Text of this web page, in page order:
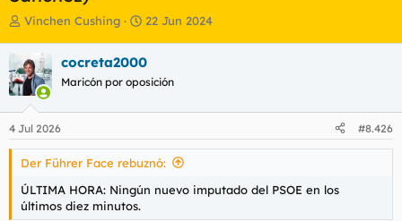
I
c
i
a
d
o
r
d
e
l
t
Vinchen Cushing
F
h
a
e
n
i
i
22 Jun 2024
cocreta2000
Maricón por oposición
4 Jul 2026 #8.426
Der Führer Face rebuznó:
ÚLTIMA HORA: Ningún nuevo imputado del PSOE en los
últimos diez minutos.